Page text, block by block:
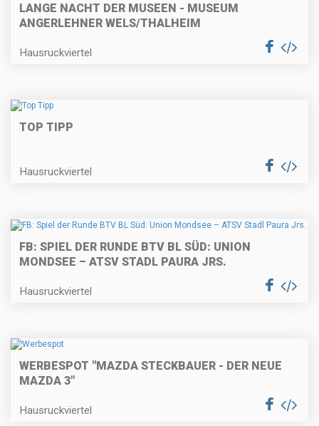
LANGE NACHT DER MUSEEN - MUSEUM
ANGERLEHNER WELS/THALHEIM
Hausruckviertel
TOP TIPP
Hausruckviertel
FB: SPIEL DER RUNDE BTV BL SÜD: UNION
MONDSEE – ATSV STADL PAURA JRS.
Hausruckviertel
WERBESPOT "MAZDA STECKBAUER - DER NEUE
MAZDA 3"
Hausruckviertel